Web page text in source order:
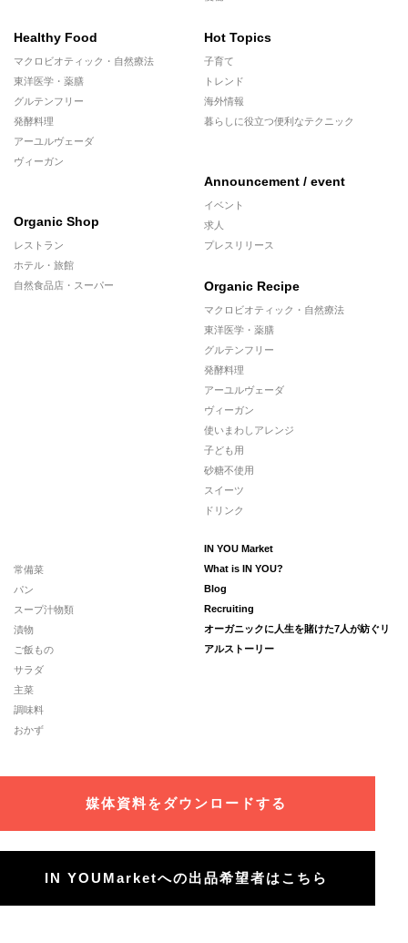
Healthy Food
マクロビオティック・自然療法
東洋医学・薬膳
グルテンフリー
発酵料理
アーユルヴェーダ
ヴィーガン
Organic Shop
レストラン
ホテル・旅館
自然食品店・スーパー
Hot Topics
子育て
トレンド
海外情報
暮らしに役立つ便利なテクニック
Announcement / event
イベント
求人
プレスリリース
Organic Recipe
マクロビオティック・自然療法
東洋医学・薬膳
グルテンフリー
発酵料理
アーユルヴェーダ
ヴィーガン
使いまわしアレンジ
子ども用
砂糖不使用
スイーツ
ドリンク
常備菜
パン
スープ汁物類
漬物
ご飯もの
サラダ
主菜
調味料
おかず
IN YOU Market
What is IN YOU?
Blog
Recruiting
オーガニックに人生を賭けた7人が紡ぐリ
アルストーリー
媒体資料をダウンロードする
IN YOUMarketへの出品希望者はこちら